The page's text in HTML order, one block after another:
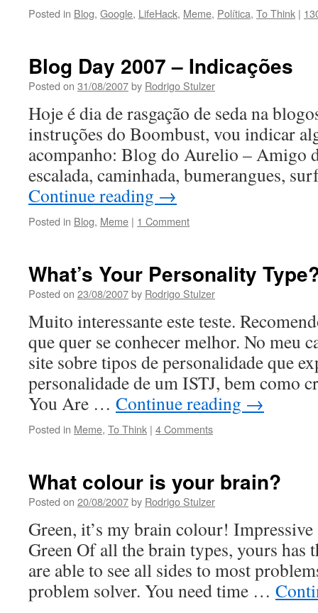
Posted in Blog, Google, LifeHack, Meme, Política, To Think |
Blog Day 2007 – Indicações
Posted on 31/08/2007by Rodrigo Stulzer
Hoje é dia de rasgação de seda na
instruções do Boombust, vou indicar
acompanho: Blog do Aurelio – Amigo
escalada, caminhada, bumerangues,
Continue reading →
Posted in Blog, Meme | 1 Comment
What’s Your Personality
Posted on 23/08/2007by Rodrigo Stulzer
Muito interessante este teste.
que quer se conhecer melhor. No meu
site sobre tipos de personalidade que
personalidade de um ISTJ, bem como
You Are … Continue reading →
Posted in Meme, To Think | 4 Comments
What colour is your brain?
Posted on 20/08/2007by Rodrigo Stulzer
Green, it’s my brain colour!
Green Of all the brain types, yours has
are able to see all sides to most
problem solver. You need time …